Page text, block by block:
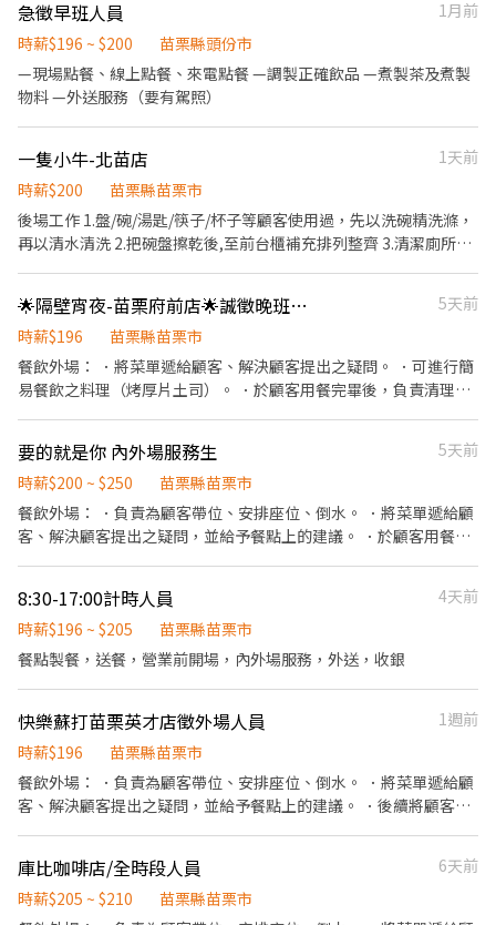
急徵早班人員
1月前
時薪$196 ~ $200
苗栗縣頭份市
—現場點餐、線上點餐、來電點餐 —調製正確飲品 —煮製茶及煮製
物料 —外送服務（要有駕照）
一隻小牛-北苗店
1天前
時薪$200
苗栗縣苗栗市
後場工作 1.盤/碗/湯匙/筷子/杯子等顧客使用過，先以洗碗精洗滌，
再以清水清洗 2.把碗盤擦乾後,至前台櫃補充排列整齊 3.清潔廁所大
🌟隔壁宵夜-苗栗府前店🌟誠徵晚班夥伴
5天前
時薪$196
苗栗縣苗栗市
餐飲外場： ．將菜單遞給顧客、解決顧客提出之疑問。 ．可進行簡
易餐飲之料理（烤厚片土司）。 ．於顧客用餐完畢後，負責清理環
（設備、餐盤餐具）。 福利： ．不定時員工聚餐、不定時員工旅
遊、提供員工餐、提供員工制服 其他要求： ．耐熱 ．責任心 ．長
期配合
要的就是你 內外場服務生
5天前
時薪$200 ~ $250
苗栗縣苗栗市
餐飲外場： ．負責為顧客帶位、安排座位、倒水。 ．將菜單遞給顧
客、解決顧客提出之疑問，並給予餐點上的建議。 ．於顧客用餐完
他餐廳相關事務。 ．負責洗、剝、削、切各種食材。 ．負責清理工
作環境、設備和餐具。 ．準備不同餐點所需要的食材。 ．協助測量
食材的容量與重量。 ．負責擺盤、打包外帶服務。
8:30-17:00計時人員
4天前
時薪$196 ~ $205
苗栗縣苗栗市
餐點製餐，送餐，營業前開場，內外場服務，外送，收銀
快樂蘇打苗栗英才店徵外場人員
1週前
時薪$196
苗栗縣苗栗市
餐飲外場： ．負責為顧客帶位、安排座位、倒水。 ．將菜單遞給顧
客、解決顧客提出之疑問，並給予餐點上的建議。 ．後續將顧客點
負責結帳、收銀等工作。 餐飲內場： ．擔任廚師的助手，處理烹飪
前與烹飪中之準備工作與其他餐廳相關事務。 ．負責洗、剝、削、
庫比咖啡店/全時段人員
6天前
時薪$205 ~ $210
苗栗縣苗栗市